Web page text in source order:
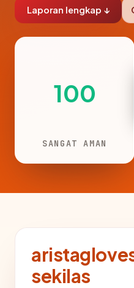
Laporan lengkap ↓
100
SANGAT AMAN
sekilas